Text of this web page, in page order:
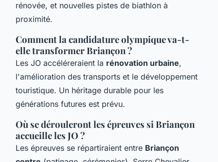
rénovée, et nouvelles pistes de biathlon à
proximité.
Comment la candidature olympique va-t-
elle transformer Briançon ?
Les JO accéléreraient la rénovation urbaine,
l'amélioration des transports et le développement
touristique. Un héritage durable pour les
générations futures est prévu.
Où se dérouleront les épreuves si Briançon
accueille les JO ?
Les épreuves se répartiraient entre Briançon